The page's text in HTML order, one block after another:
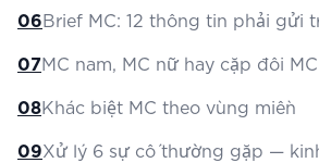
06Brief MC: 12 thông tin phải gửi
07MC nam, MC nữ hay cặp đôi
08Khác biệt MC theo vùng miền
09Xử lý 6 sự cố thường gặp —